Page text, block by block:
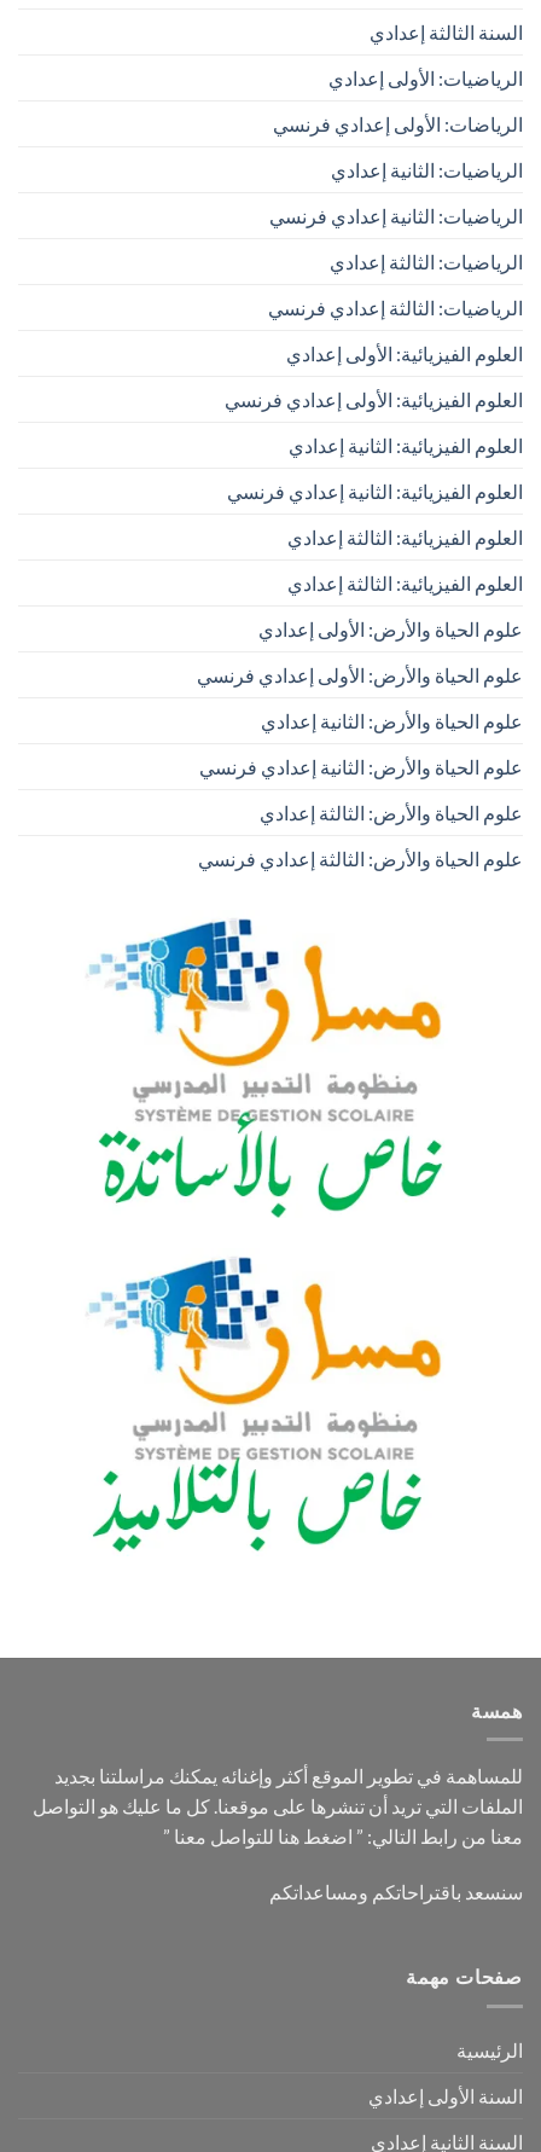
السنة الثالثة إعدادي
الرياضيات: الأولى إعدادي
الرياضات: الأولى إعدادي فرنسي
الرياضيات: الثانية إعدادي
الرياضيات: الثانية إعدادي فرنسي
الرياضيات: الثالثة إعدادي
الرياضيات: الثالثة إعدادي فرنسي
العلوم الفيزيائية: الأولى إعدادي
العلوم الفيزيائية: الأولى إعدادي فرنسي
العلوم الفيزيائية: الثانية إعدادي
العلوم الفيزيائية: الثانية إعدادي فرنسي
العلوم الفيزيائية: الثالثة إعدادي
العلوم الفيزيائية: الثالثة إعدادي
علوم الحياة والأرض: الأولى إعدادي
علوم الحياة والأرض: الأولى إعدادي فرنسي
علوم الحياة والأرض: الثانية إعدادي
علوم الحياة والأرض: الثانية إعدادي فرنسي
علوم الحياة والأرض: الثالثة إعدادي
علوم الحياة والأرض: الثالثة إعدادي فرنسي
همسة
للمساهمة في تطوير الموقع أكثر وإغنائه يمكنك مراسلتنا بجديد
الملفات التي تريد أن تنشرها على موقعنا. كل ما عليك هو التواصل
معنا من رابط التالي: ” اضغط هنا للتواصل معنا ”
سنسعد باقتراحاتكم ومساعداتكم
صفحات مهمة
الرئيسية
السنة الأولى إعدادي
السنة الثانية إعدادي